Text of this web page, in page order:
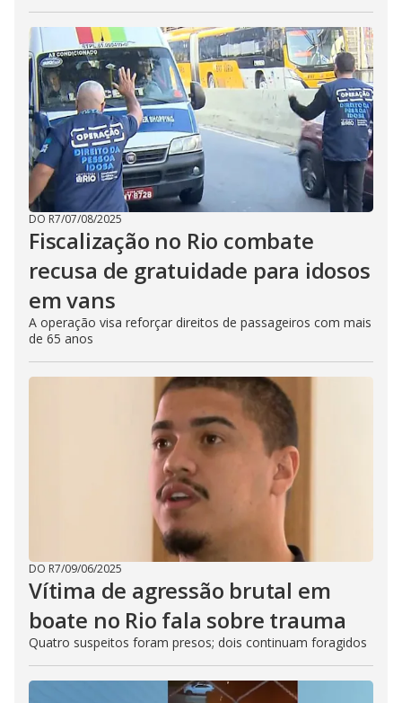
DO R7/07/08/2025
Fiscalização no Rio combate
recusa de gratuidade para idosos
em vans
A operação visa reforçar direitos de passageiros com mais
de 65 anos
DO R7/09/06/2025
Vítima de agressão brutal em
boate no Rio fala sobre trauma
Quatro suspeitos foram presos; dois continuam foragidos